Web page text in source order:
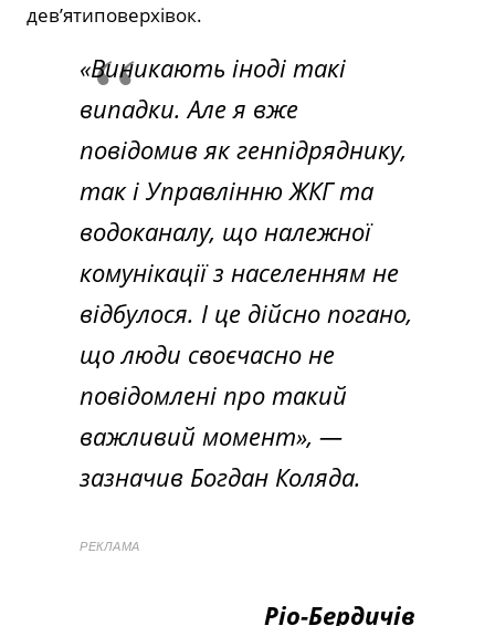
дев’ятиповерхівок.
«Виникають іноді такі
випадки. Але я вже
повідомив як генпідряднику,
так і Управлінню ЖКГ та
водоканалу, що належної
комунікації з населенням не
відбулося. І це дійсно погано,
що люди своєчасно не
повідомлені про такий
важливий момент», —
зазначив Богдан Коляда.
РЕКЛАМА
Ріо-Бердичів